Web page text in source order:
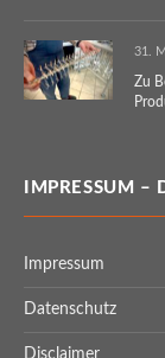
31.
Zu
IMPRESSUM –
Impressum
Datenschutz
Disclaimer